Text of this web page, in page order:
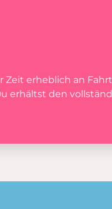
Zeit erheblich an Fahrt
erhältst den